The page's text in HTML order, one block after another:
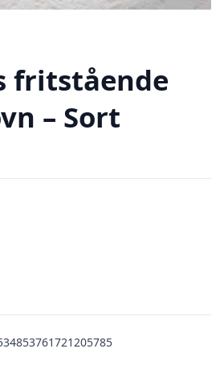
fritstående
– Sort